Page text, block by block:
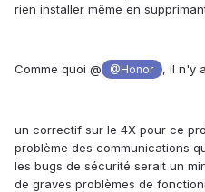
rien installer même en
Comme quoi @ @Honor , il n'y
un correctif sur le 4X pour ce
problème des communications
les bugs de sécurité serait un
de graves problèmes de